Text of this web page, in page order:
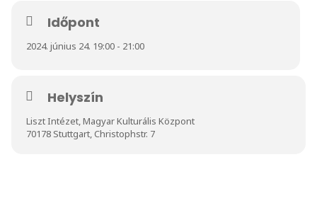
Időpont
2024. június 24. 19:00 - 21:00
Helyszín
Liszt Intézet, Magyar Kulturális Központ
70178 Stuttgart, Christophstr. 7